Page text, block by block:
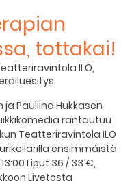
tottakai!
ILO,
ja Pauliina Hukkasen
rantautuu
Teatteriravintola ILO
ensimmäistä
Liput 36 / 33 €,
Livetosta